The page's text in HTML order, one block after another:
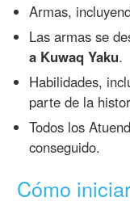
Armas,
Las armas se
a Kuwaq Yaku.
Habilidades,
parte de la
Todos los
conseguido.
Cómo